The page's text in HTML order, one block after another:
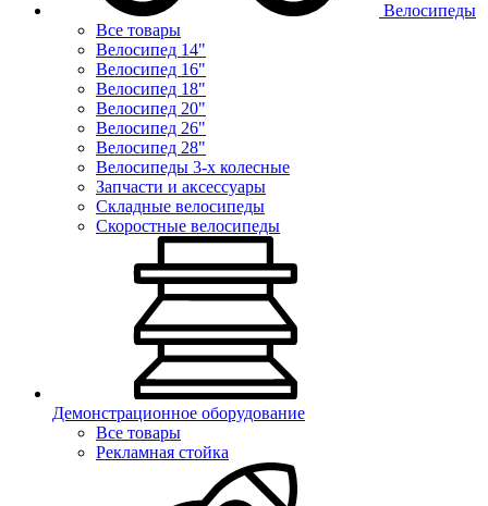
Велосипеды
Все товары
Велосипед 14"
Велосипед 16"
Велосипед 18"
Велосипед 20"
Велосипед 26"
Велосипед 28"
Велосипеды 3-х колесные
Запчасти и аксессуары
Складные велосипеды
Скоростные велосипеды
Демонстрационное оборудование
Все товары
Рекламная стойка